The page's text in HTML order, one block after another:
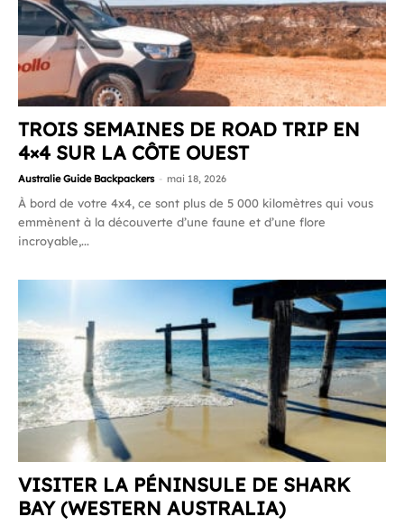
TROIS SEMAINES DE ROAD TRIP EN
4×4 SUR LA CÔTE OUEST
Australie Guide Backpackers - mai 18, 2026
À bord de votre 4x4, ce sont plus de 5 000 kilomètres qui vous
emmènent à la découverte d’une faune et d’une flore
incroyable,...
VISITER LA PÉNINSULE DE SHARK
BAY (WESTERN AUSTRALIA)